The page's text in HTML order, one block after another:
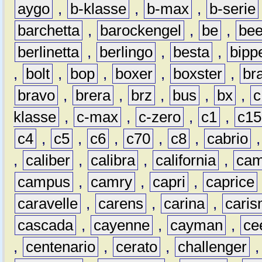
aygo , b-klasse , b-max , b-serie
barchetta , barockengel , be ,
berlinetta , berlingo , besta ,
,
bolt , bop , boxer , boxster ,
bravo , brera , brz , bus , bx ,
c
klasse , c-max , c-zero , c1 ,
c15
c4 , c5 , c6 , c70 , c8 , cabrio
,
caliber , calibra , california ,
campus
, camry , capri , caprice
caravelle , carens , carina ,
cascada , cayenne , cayman ,
,
centenario , cerato , challenger